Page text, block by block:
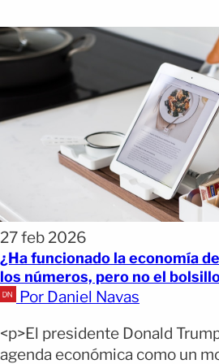
27 feb 2026
¿Ha funcionado la economía
los números, pero no el
Por Daniel Navas
<p>El presidente Donald
agenda económica como un